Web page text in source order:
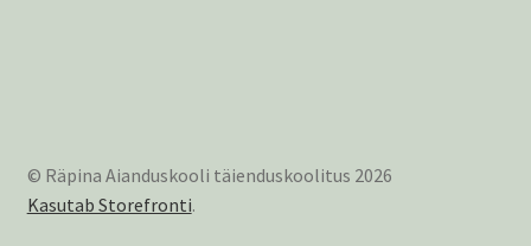
© Räpina Aianduskooli täienduskoolitus 2026
Kasutab Storefronti.